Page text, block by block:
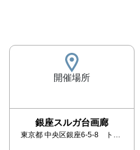
開催場所
銀座スルガ台画廊
東京都 中央区銀座6-5-8 トップビル2F